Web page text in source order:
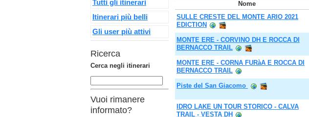
Nome
SULLE CRESTE DEL MONTE ARIO 2021
EDICTION
MONTE ERE - CORVINO DH E ROCCA DI
BERNACCO TRAIL
MONTE ERE - CORNA FURàA E ROCCA DI
BERNACCO TRAIL
Piste del San Giacomo
IDRO LAKE UN TOUR STORICO - CALVA
TRAIL - VESTA DH
Tutti gli itinerari
Itinerari più belli
Gli user più attivi
Ricerca
Cerca negli itinerari
Vuoi rimanere
informato?